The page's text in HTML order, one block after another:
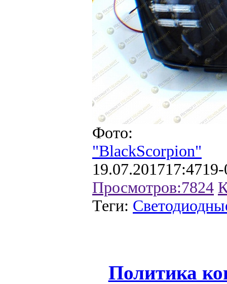
Фото:
"BlackScorpion"
19.07.201717:47
Просмотров:7824
Теги:
Политика